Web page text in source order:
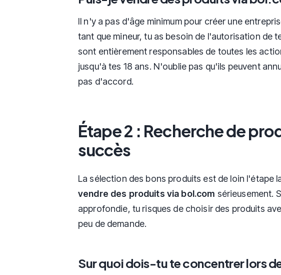
Il n'y a pas d'âge minimum pour créer une
tant que mineur, tu as besoin de l'autorisation de
sont entièrement responsables de toutes les
jusqu'à tes 18 ans. N'oublie pas qu'ils peuvent
pas d'accord.
Étape 2 : Recherche de
succès
La sélection des bons produits est de loin l'étape
vendre des produits via bol.com sérieusement.
approfondie, tu risques de choisir des produits
peu de demande.
Sur quoi dois-tu te concentrer lors